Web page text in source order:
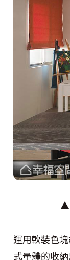
運用軟裝色
式量體的收